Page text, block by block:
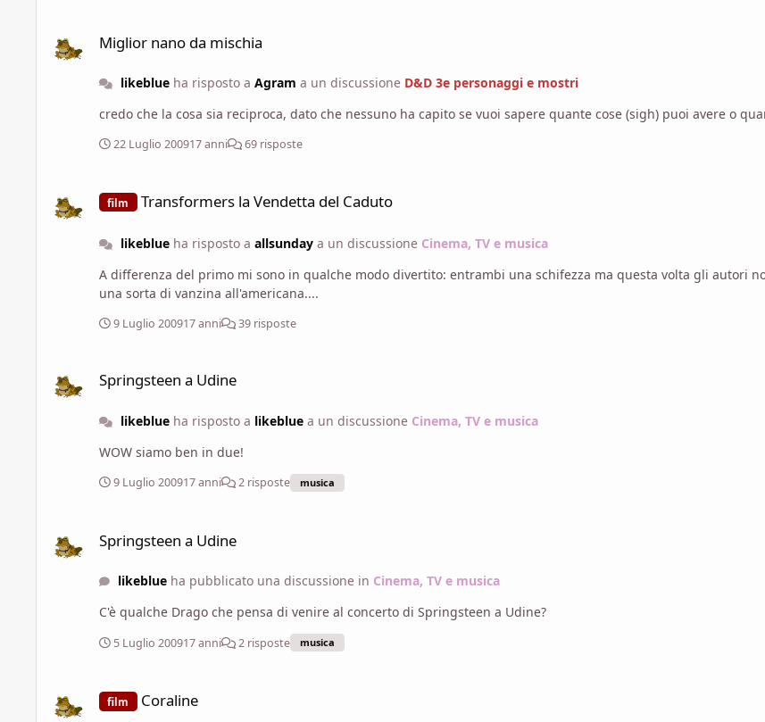
Miglior nano da mischia
likeblueha risposto a Agram a un discussione D&D 3e personaggi e mostri
credo che la cosa sia reciproca, dato che nessuno ha capito se vuoi sapere quante cose (sigh) puoi avere o
22 Luglio 200917 anni 69 risposte
film Transformers la Vendetta del Caduto
likeblueha risposto a allsundaya un discussione Cinema, TV e musica
A differenza del primo mi sono in qualche modo divertito: entrambi una schifezza ma questa volta gli autori
una sorta di vanzina all'americana....
9 Luglio 200917 anni 39 risposte
Springsteen a Udine
likeblueha risposto a likebluea un discussione Cinema, TV e musica
WOW siamo ben in due!
9 Luglio 200917 anni 2 risposte musica
Springsteen a Udine
likeblueha pubblicato una discussione in Cinema, TV e musica
C'è qualche Drago che pensa di venire al concerto di Springsteen a Udine?
5 Luglio 200917 anni 2 risposte musica
film Coraline